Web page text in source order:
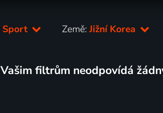
Sport Země:Jižní Korea
Vašim filtrům neodpovídá